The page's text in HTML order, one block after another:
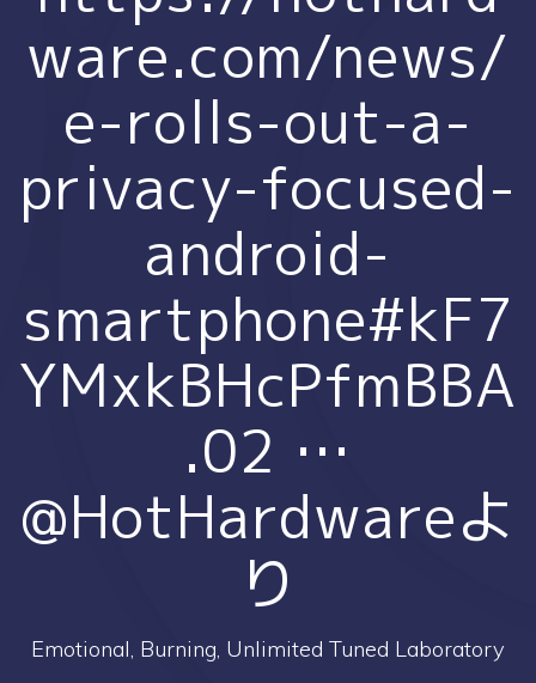
ware.com/news/
e-rolls-out-a-
privacy-focused-
android-
smartphone#kF7
YMxkBHcPfmBBA
.02 …
@HotHardwareよ
り
Emotional, Burning, Unlimited Tuned Laboratory